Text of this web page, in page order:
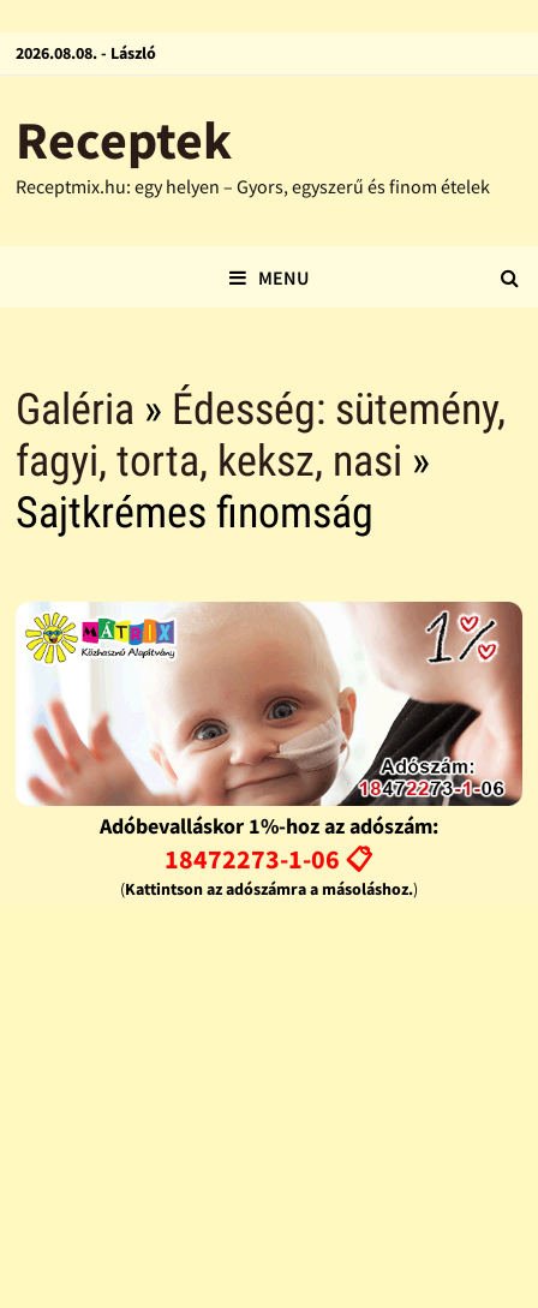
2026.08.08. - László
Receptek
Receptmix.hu: egy helyen – Gyors, egyszerű és finom ételek
MENU
Galéria » Édesség: sütemény,
fagyi, torta, keksz, nasi »
Sajtkrémes finomság
Adóbevalláskor 1%-hoz az adószám:
18472273-1-06 📋
(Kattintson az adószámra a másoláshoz.)